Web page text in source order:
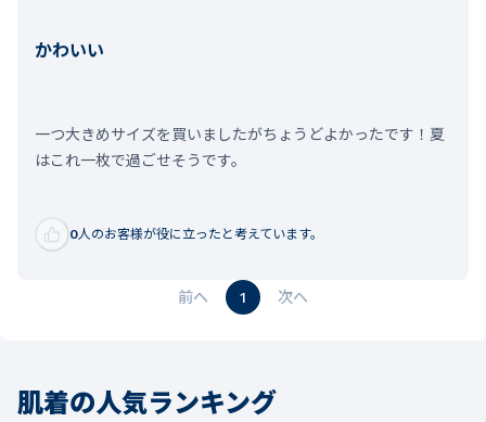
かわいい
一つ大きめサイズを買いましたがちょうどよかったです！夏
はこれ一枚で過ごせそうです。
0人のお客様が役に立ったと考えています。
1
肌着の人気ランキング